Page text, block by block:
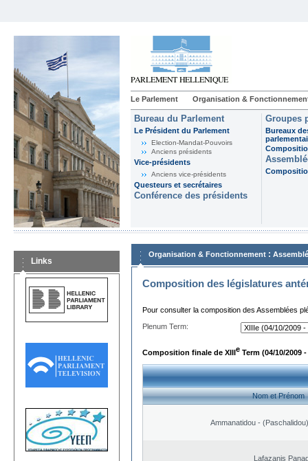
Le Parlement Organisation &
Bureau du Parlement
Le Président du Parlement
Election-Mandat-Pouvoirs
Anciens présidents
Vice-présidents
Anciens vice-présidents
Questeurs et secrétaires
Conférence des présidents
Groupes
Bureaux
Links
Organisation & Fonctionnement :
Composition des législatures
Pour consulter la composition des Assemblées
Plenum Term:
Composition finale de XIIIe Term (04/10/2009 -
Nom et Prénom
Ammanatidou -
Lafazanis